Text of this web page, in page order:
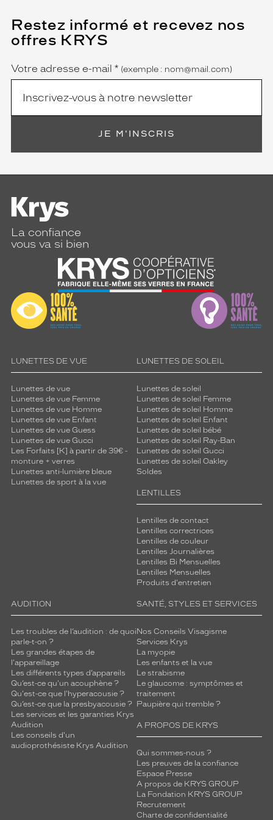
Restez informé et recevez nos
offres KRYS
Name
Votre adresse e-mail *
(Ce
champ
est
obligatoire)
(exemple : nom@mail.com)
JE M'INSCRIS
La confiance
vous va si bien
LUNETTES DE VUE
Lunettes de vue
Lunettes de vue Femme
Lunettes de vue Homme
Lunettes de vue Enfant
Lunettes de vue Guess
Lunettes de vue Gucci
Les Forfaits [K] à partir de 39€ -
monture + verres
Lunettes anti-lumière bleue
Lunettes de sport à la vue
LUNETTES DE SOLEIL
Lunettes de soleil
Lunettes de soleil Femme
Lunettes de soleil Homme
Lunettes de soleil Enfant
Lunettes de soleil bébé
Lunettes de soleil Ray-Ban
Lunettes de soleil Gucci
Lunettes de soleil Oakley
Soldes
LENTILLES
Lentilles de contact
Lentilles correctrices
Lentilles de couleur
Lentilles Journalières
Lentilles Bi Mensuelles
Lentilles Mensuelles
Produits d'entretien
AUDITION
Les troubles de l’audition : de quoi
parle-t-on ?
Les grandes étapes de
l'appareillage
Les différents types d’appareils
Qu’est-ce qu'un acouphène ?
Qu'est-ce que l'hyperacousie ?
Qu’est-ce que la presbyacousie ?
Les services et les garanties Krys
Audition
Les conseils d'un
audioprothésiste Krys Audition
SANTÉ, STYLES ET SERVICES
Nos Conseils Visagisme
Services Krys
La myopie
Les enfants et la vue
Le strabisme
Le glaucome : symptômes et
traitement
Paupière qui tremble ?
A PROPOS DE KRYS
Qui sommes-nous ?
Les preuves de la confiance
Espace Presse
A propos de KRYS GROUP
La Fondation KRYS GROUP
Recrutement
Charte de confidentialité